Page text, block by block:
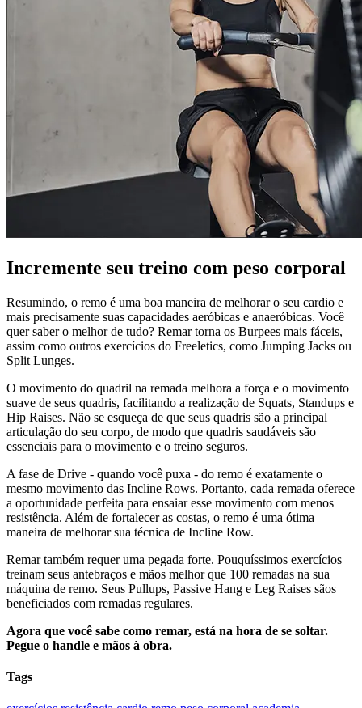
Incremente seu treino com peso corporal
Resumindo, o remo é uma boa maneira de melhorar o seu cardio e
mais precisamente suas capacidades aeróbicas e anaeróbicas. Você
quer saber o melhor de tudo? Remar torna os Burpees mais fáceis,
assim como outros exercícios do Freeletics, como Jumping Jacks ou
Split Lunges.
O movimento do quadril na remada melhora a força e o movimento
suave de seus quadris, facilitando a realização de Squats, Standups e
Hip Raises. Não se esqueça de que seus quadris são a principal
articulação do seu corpo, de modo que quadris saudáveis são
essenciais para o movimento e o treino seguros.
A fase de Drive - quando você puxa - do remo é exatamente o
mesmo movimento das Incline Rows. Portanto, cada remada oferece
a oportunidade perfeita para ensaiar esse movimento com menos
resistência. Além de fortalecer as costas, o remo é uma ótima
maneira de melhorar sua técnica de Incline Row.
Remar também requer uma pegada forte. Pouquíssimos exercícios
treinam seus antebraços e mãos melhor que 100 remadas na sua
máquina de remo. Seus Pullups, Passive Hang e Leg Raises sãos
beneficiados com remadas regulares.
Agora que você sabe como remar, está na hora de se soltar.
Pegue o handle e mãos à obra.
Tags